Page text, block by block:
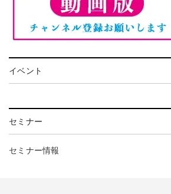
イベント
セミナー
セミナー情報